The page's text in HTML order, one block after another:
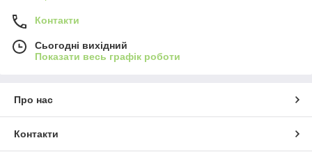
Контакти
Сьогодні вихідний
Показати весь графік роботи
Про нас
Контакти